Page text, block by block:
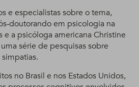
e especialistas sobre o tema,
doutorando em psicologia na
e a psicóloga americana Christine
série de pesquisas sobre
no Brasil e nos Estados Unidos,